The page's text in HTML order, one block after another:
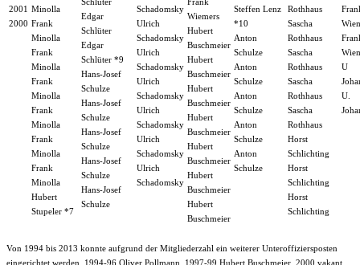
2001
2000
Minolla
Frank
Minolla
Frank
Minolla
Frank
Minolla
Frank
Minolla
Frank
Minolla
Frank
Minolla
Hubert
Stupeler *7
Edgar
Schlüter
Edgar
Schlüter *9
Hans-Josef
Schulze
Hans-Josef
Schulze
Hans-Josef
Schulze
Hans-Josef
Schulze
Hans-Josef
Schulze
Schadomsky
Ulrich
Schadomsky
Ulrich
Schadomsky
Ulrich
Schadomsky
Ulrich
Schadomsky
Ulrich
Schadomsky
Ulrich
Schadomsky
Wiemers
Hubert
Buschmeier
Hubert
Buschmeier
Hubert
Buschmeier
Hubert
Buschmeier
Hubert
Buschmeier
Hubert
Buschmeier
Hubert
Buschmeier
Steffen Lenz
*10
Anton
Schulze
Anton
Schulze
Anton
Schulze
Anton
Schulze
Anton
Schulze
Rothhaus
Sascha
Rothhaus
Sascha
Rothhaus
Sascha
Rothhaus
Sascha
Rothhaus
Horst
Schlichting
Horst
Schlichting
Horst
Schlichting
U
U.
Von 1994 bis 2013 konnte aufgrund der Mitgliederzahl ein weiterer Unteroffiziersposten
eingerichtet werden. 1994-96 Oliver Pollmann, 1997-99 Hubert Buschmeier, 2000 vakant,